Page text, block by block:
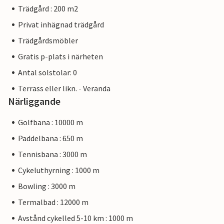
Trädgård : 200 m2
Privat inhägnad trädgård
Trädgårdsmöbler
Gratis p-plats i närheten
Antal solstolar: 0
Terrass eller likn. - Veranda
Närliggande
Golfbana : 10000 m
Paddelbana : 650 m
Tennisbana : 3000 m
Cykeluthyrning : 1000 m
Bowling : 3000 m
Termalbad : 12000 m
Avstånd cykelled 5-10 km : 1000 m